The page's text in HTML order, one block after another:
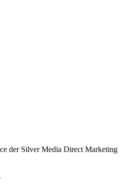
der Silver Media Direct Marketing